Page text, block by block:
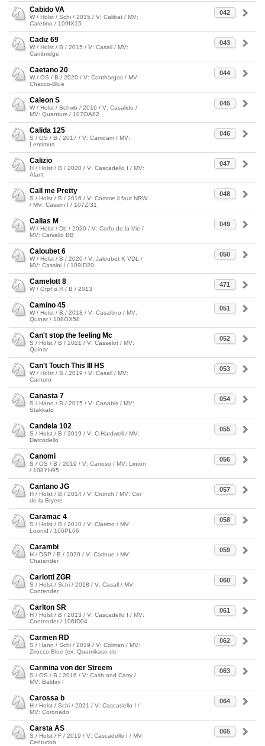
042
Cabido VA
W / Holst / Schi / 2015 / V: Calibat / MV:
Caretino / 109IX15
043
Cadiz 69
W / Holst / B / 2015 / V: Casall / MV:
Cambridge
044
Caetano 20
W / OS / B / 2020 / V: Conthargos / MV:
Chacco-Blue
045
Caleon S
W / Holst / Schwb / 2016 / V: Casalido /
MV: Quantum / 107OA82
046
Calida 125
S / OS / B / 2017 / V: Carridam / MV:
Lentimus
047
Calizio
H / Holst / B / 2020 / V: Cascadello I / MV:
Alant
048
Call me Pretty
S / Holst / B / 2016 / V: Comme il faut NRW
/ MV: Cassini I / 107ZI31
049
Callas M
W / Holst / Db / 2020 / V: Corfu de la Vie /
MV: Carvallo BB
050
Caloubet 6
W / Holst / B / 2020 / V: Jaloubet K VDL /
MV: Cassini I / 109ID20
471
Camelott 8
W / Grpf.o.R / B / 2013
051
Camino 45
W / Holst / B / 2018 / V: Casaltino / MV:
Quinar / 108OX58
052
Can't stop the feeling Mc
S / Holst / B / 2021 / V: Casselot / MV:
Quinar
053
Can't Touch This III HS
W / Holst / B / 2019 / V: Casall / MV:
Canturo
054
Canasta 7
S / Hann / B / 2015 / V: Canabis / MV:
Stakkato
055
Candela 102
S / Holst / B / 2019 / V: C-Hardwell / MV:
Darcodello
056
Canomi
S / OS / B / 2019 / V: Canoso / MV: Linton
/ 108YH95
057
Cantano JG
H / Holst / B / 2014 / V: Crunch / MV: Cor
de la Bryere
058
Caramac 4
S / Holst / B / 2010 / V: Clarimo / MV:
Leonid / 106PL66
059
Carambi
H / DSP / B / 2020 / V: Carinue / MV:
Chatender
060
Carlotti ZGR
S / Holst / Schi / 2018 / V: Casall / MV:
Contender
061
Carlton SR
H / Holst / B / 2013 / V: Cascadello I / MV:
Contender / 106ID04
062
Carmen RD
S / Hann / Schi / 2019 / V: Colman / MV:
Zirocco Blue (ex: Quamikase de
063
Carmina von der Streem
S / OS / B / 2016 / V: Cash and Carry /
MV: Baldini I
064
Carossa b
H / Holst / Schi / 2021 / V: Cascadello I /
MV: Coronado
065
Carsta AS
S / Holst / F / 2019 / V: Cascadello I / MV:
Centurion